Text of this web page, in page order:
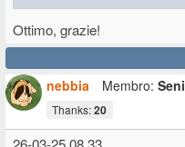
Ottimo, grazie!
nebbia
Membro:
Thanks:20